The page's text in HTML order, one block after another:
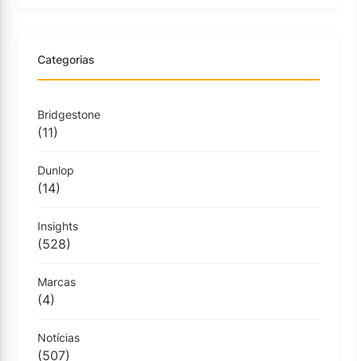
Categorias
Bridgestone
(11)
Dunlop
(14)
Insights
(528)
Marcas
(4)
Notícias
(507)